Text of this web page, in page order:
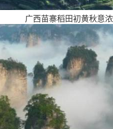
广西苗寨稻田初黄秋意浓